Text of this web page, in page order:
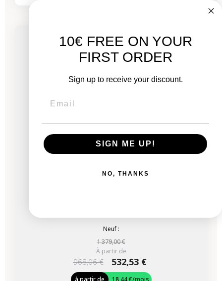
Bientôt disponible
Neuf :
1 379,00 €
À partir de
968,06 € 532,53 €
à partir de 18,44 €/mois
10€ FREE ON YOUR
FIRST ORDER
Sign up to receive your discount.
SIGN ME UP!
NO, THANKS